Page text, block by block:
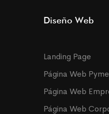
Diseño Web
Landing Page
Página Web Pyme
Página Web
Página Web